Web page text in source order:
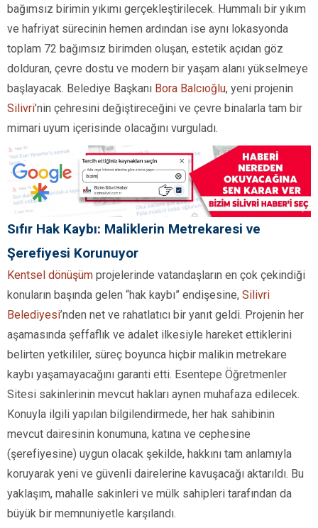
bağımsız birimin yıkımı gerçekleştirilecek. Hummalı bir yıkım
ve hafriyat sürecinin hemen ardından ise aynı lokasyonda
toplam 72 bağımsız birimden oluşan, estetik açıdan göz
dolduran, çevre dostu ve modern bir yaşam alanı yükselmeye
başlayacak. Belediye Başkanı Bora Balcıoğlu, yeni projenin
Silivri’nin çehresini değiştireceğini ve çevre binalarla tam bir
mimari uyum içerisinde olacağını vurguladı.
Sıfır Hak Kaybı: Maliklerin Metrekaresi ve
Şerefiyesi Korunuyor
Kentsel dönüşüm projelerinde vatandaşların en çok çekindiği
konuların başında gelen “hak kaybı” endişesine, Silivri
Belediyesi’nden net ve rahatlatıcı bir yanıt geldi. Projenin her
aşamasında şeffaflık ve adalet ilkesiyle hareket ettiklerini
belirten yetkililer, süreç boyunca hiçbir malikin metrekare
kaybı yaşamayacağını garanti etti. Esentepe Öğretmenler
Sitesi sakinlerinin mevcut hakları aynen muhafaza edilecek.
Konuyla ilgili yapılan bilgilendirmede, her hak sahibinin
mevcut dairesinin konumuna, katına ve cephesine
(şerefiyesine) uygun olacak şekilde, hakkını tam anlamıyla
koruyarak yeni ve güvenli dairelerine kavuşacağı aktarıldı. Bu
yaklaşım, mahalle sakinleri ve mülk sahipleri tarafından da
büyük bir memnuniyetle karşılandı.